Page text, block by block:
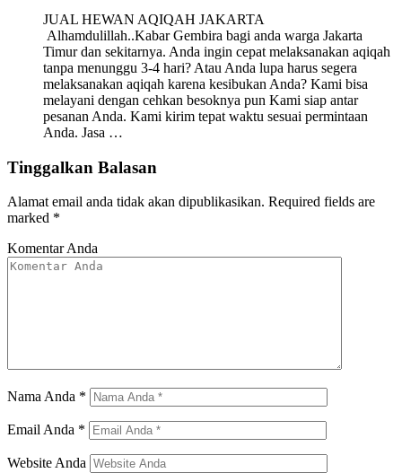
JUAL HEWAN AQIQAH JAKARTA
Alhamdulillah..Kabar Gembira bagi anda warga Jakarta
Timur dan sekitarnya. Anda ingin cepat melaksanakan aqiqah
tanpa menunggu 3-4 hari? Atau Anda lupa harus segera
melaksanakan aqiqah karena kesibukan Anda? Kami bisa
melayani dengan cehkan besoknya pun Kami siap antar
pesanan Anda. Kami kirim tepat waktu sesuai permintaan
Anda. Jasa …
Tinggalkan Balasan
Alamat email anda tidak akan dipublikasikan. Required fields are
marked *
Komentar Anda
Nama Anda *
Email Anda *
Website Anda